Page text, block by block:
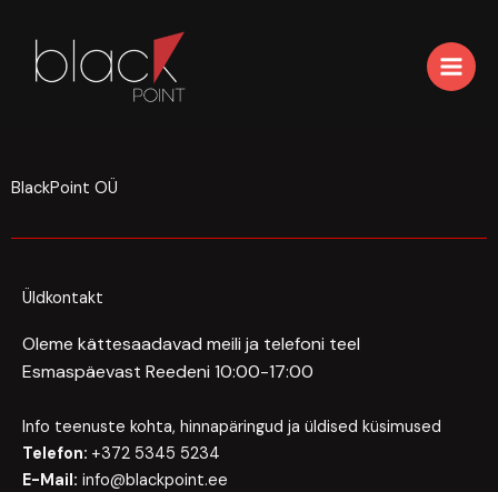
content
BlackPoint OÜ
Üldkontakt
Oleme kättesaadavad meili ja telefoni teel
Esmaspäevast Reedeni 10:00-17:00
Info teenuste kohta, hinnapäringud ja üldised küsimused
Telefon: +372 5345 5234
E-Mail: info@blackpoint.ee